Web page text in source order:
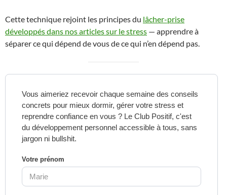
Cette technique rejoint les principes du lâcher-prise
développés dans nos articles sur le stress — apprendre à
séparer ce qui dépend de vous de ce qui n’en dépend pas.
Vous aimeriez recevoir chaque semaine des conseils
concrets pour mieux dormir, gérer votre stress et
reprendre confiance en vous ? Le Club Positif, c'est
du développement personnel accessible à tous, sans
jargon ni bullshit.
Votre prénom